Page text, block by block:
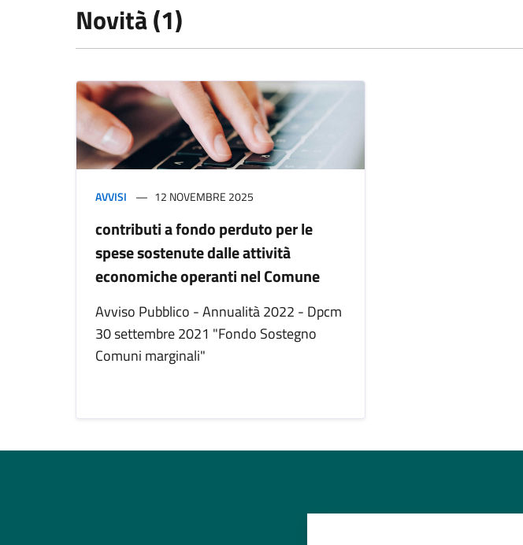
Novità (1)
AVVISI 12 NOVEMBRE 2025
contributi a fondo perduto per le
spese sostenute dalle attività
economiche operanti nel Comune
Avviso Pubblico - Annualità 2022 - Dpcm
30 settembre 2021 "Fondo Sostegno
Comuni marginali"